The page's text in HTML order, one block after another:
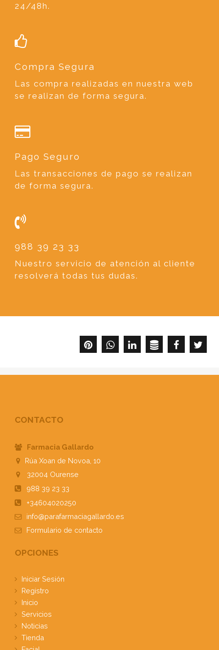
24/48h.
Compra Segura
Las compra realizadas en nuestra web
se realizan de forma segura.
Pago Seguro
Las transacciones de pago se realizan
de forma segura.
988 39 23 33
Nuestro servicio de atención al cliente
resolverá todas tus dudas.
CONTACTO
Farmacia Gallardo
Rúa Xoan de Novoa, 10
32004 Ourense
988 39 23 33
+34604020250
info@parafarmaciagallardo.es
Formulario de contacto
OPCIONES
Iniciar Sesión
Registro
Inicio
Servicios
Noticias
Tienda